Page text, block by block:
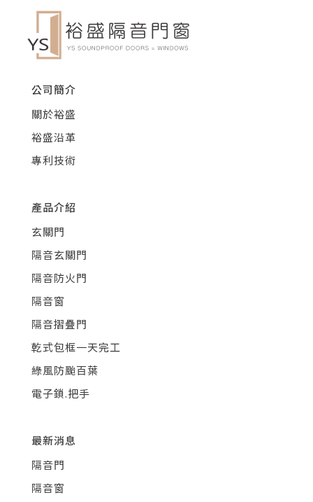
公司簡介
關於裕盛
裕盛沿革
專利技術
產品介紹
玄關門
隔音玄關門
隔音防火門
隔音窗
隔音摺疊門
乾式包框一天完工
綠風防颱百葉
電子鎖.把手
最新消息
隔音門
隔音窗